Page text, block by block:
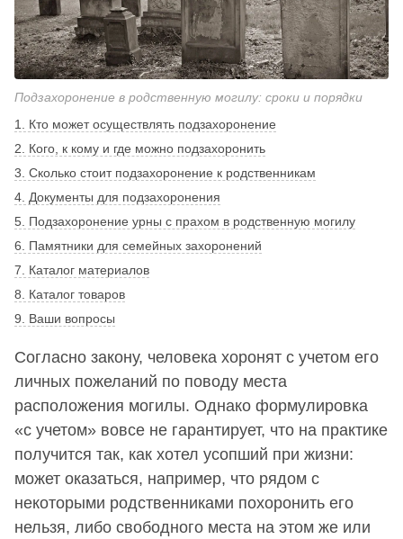
Подзахоронение в родственную могилу: сроки и порядки
1. Кто может осуществлять подзахоронение
2. Кого, к кому и где можно подзахоронить
3. Сколько стоит подзахоронение к родственникам
4. Документы для подзахоронения
5. Подзахоронение урны с прахом в родственную могилу
6. Памятники для семейных захоронений
7. Каталог материалов
8. Каталог товаров
9. Ваши вопросы
Согласно закону, человека хоронят с учетом его
личных пожеланий по поводу места
расположения могилы. Однако формулировка
«с учетом» вовсе не гарантирует, что на практике
получится так, как хотел усопший при жизни:
может оказаться, например, что рядом с
некоторыми родственниками похоронить его
нельзя, либо свободного места на этом же или